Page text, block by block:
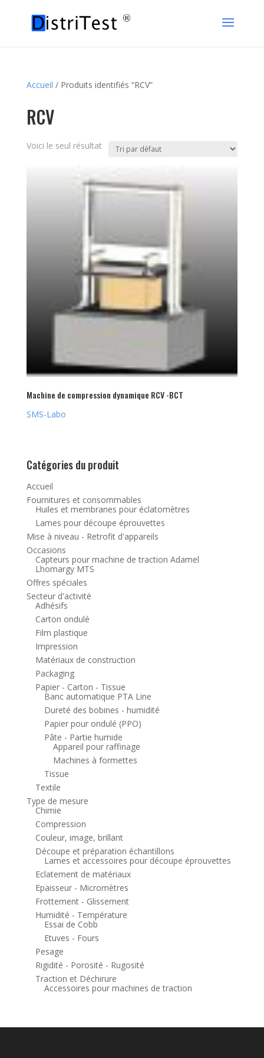
Accueil / Produits identifiés “RCV”
RCV
Voici le seul résultat
Machine de compression dynamique RCV -BCT
SMS-Labo
Catégories du produit
Accueil
Fournitures et consommables
Huiles et membranes pour éclatomètres
Lames pour découpe éprouvettes
Mise à niveau - Retrofit d'appareils
Occasions
Capteurs pour machine de traction Adamel
Lhomargy MTS
Offres spéciales
Secteur d'activité
Adhésifs
Carton ondulé
Film plastique
Impression
Matériaux de construction
Packaging
Papier - Carton - Tissue
Banc automatique PTA Line
Dureté des bobines - humidité
Papier pour ondulé (PPO)
Pâte - Partie humide
Appareil pour raffinage
Machines à formettes
Tissue
Textile
Type de mesure
Chimie
Compression
Couleur, image, brillant
Découpe et préparation échantillons
Lames et accessoires pour découpe éprouvettes
Eclatement de matériaux
Epaisseur - Micromètres
Frottement - Glissement
Humidité - Température
Essai de Cobb
Etuves - Fours
Pesage
Rigidité - Porosité - Rugosité
Traction et Déchirure
Accessoires pour machines de traction